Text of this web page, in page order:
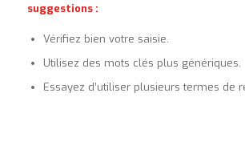
suggestions :
Vérifiez bien votre saisie.
Utilisez des mots clés plus génériques.
Essayez d’utiliser plusieurs termes de